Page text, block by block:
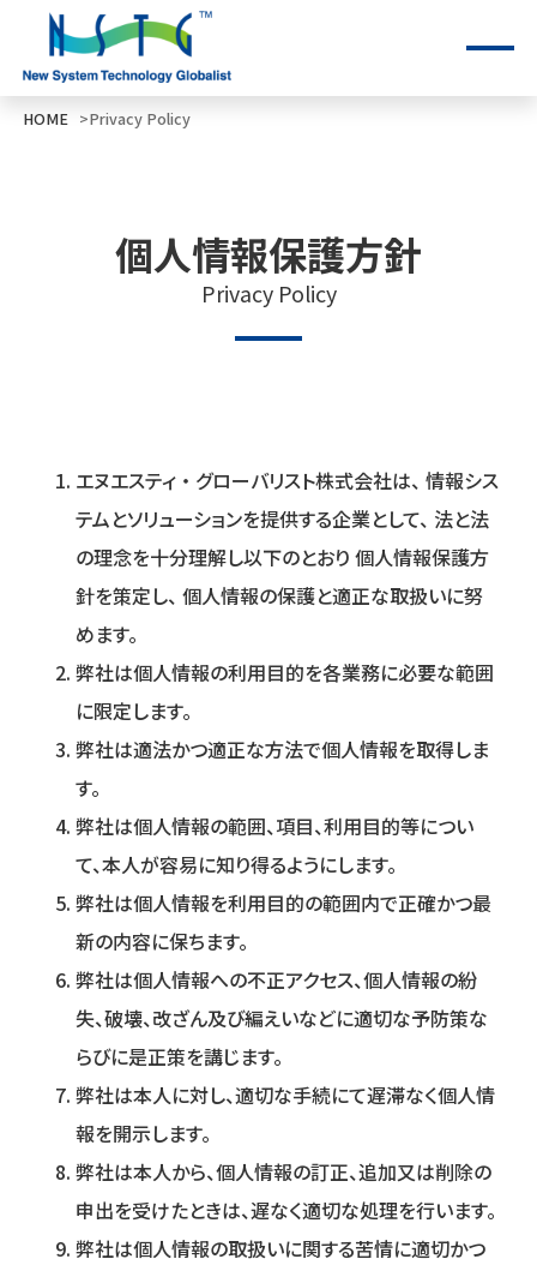
HOME Privacy Policy
個人情報保護方針
Privacy Policy
エヌエスティ ・ グローバリスト株式会社は、 情報シス
テムとソリューションを提供する企業として、 法と法
の理念を十分理解し以下のとおり 個人情報保護方
針を策定し、 個人情報の保護と適正な取扱いに努
めます。
弊社は個人情報の利用目的を各業務に必要な範囲
に限定します。
弊社は適法かつ適正な方法で個人情報を取得しま
す。
弊社は個人情報の範囲、項目、利用目的等につい
て、本人が容易に知り得るようにします。
弊社は個人情報を利用目的の範囲内で正確かつ最
新の内容に保ちます。
弊社は個人情報への不正アクセス、個人情報の紛
失、破壊、改ざん及び編えいなどに適切な予防策な
らびに是正策を講じます。
弊社は本人に対し、適切な手続にて遅滞なく個人情
報を開示します。
弊社は本人から、個人情報の訂正、追加又は削除の
申出を受けたときは、遅なく適切な処理を行います。
弊社は個人情報の取扱いに関する苦情に適切かつ